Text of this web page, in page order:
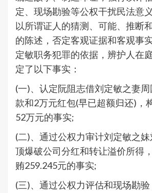
定、现场勘验等公权干扰民法意
以所谓证人的猜测、可能、推断
的陈述，否定客观证据和客观事
定敏职务犯罪的依据，辨护人在
定了以下事实：
(一)、认定阮阻志借刘定敏之妻
款和2万元红包(早已超额归还)，
52万元的事实;
(二)、通过公权力审计刘定敏之
顶爆破公司分红和转让溢价所得
贿259.245元的事实;
(三)、通过公权力评估和现场勘